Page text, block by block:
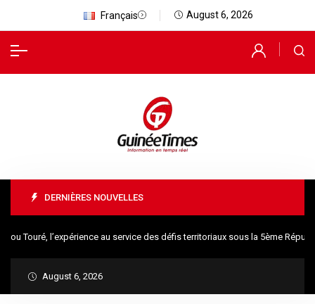
Français August 6, 2026
DERNIÈRES NOUVELLES
Touré, l’expérience au service des défis territoriaux sous la 5ème
August 6, 2026